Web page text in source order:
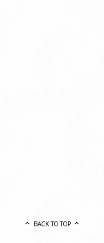
BACK TO TOP